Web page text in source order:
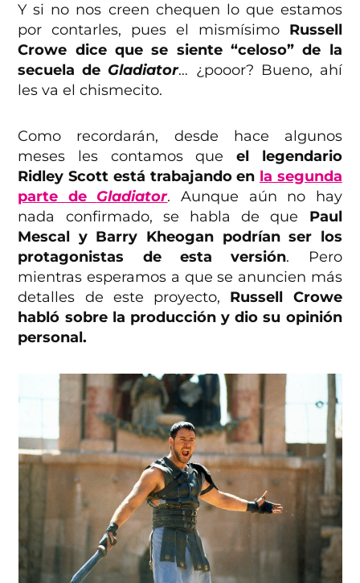
Y si no nos creen chequen lo que estamos
por contarles, pues el mismísimo Russell
Crowe dice que se siente “celoso” de la
secuela de Gladiator… ¿pooor? Bueno, ahí
les va el chismecito.
Como recordarán, desde hace algunos
meses les contamos que el legendario
Ridley Scott está trabajando en la segunda
parte de Gladiator. Aunque aún no hay
nada confirmado, se habla de que Paul
Mescal y Barry Kheogan podrían ser los
protagonistas de esta versión. Pero
mientras esperamos a que se anuncien más
detalles de este proyecto, Russell Crowe
habló sobre la producción y dio su opinión
personal.